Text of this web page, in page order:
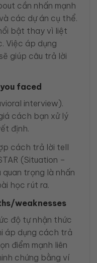
cần nhấn mạnh
các dự án cụ thể.
bật thay vì liệt
Việc áp dụng
giúp câu trả lời
faced
interview).
cách bạn xử lý
định.
cách trả lời tell
(Situation –
quan trọng là nhấn
học rút ra.
weaknesses
độ tự nhận thức
áp dụng cách trả
điểm mạnh liên
chứng bằng ví